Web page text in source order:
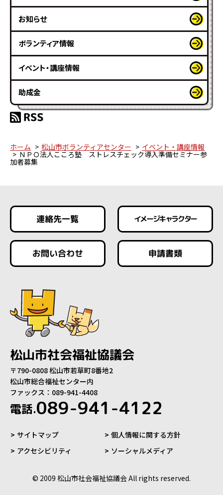
お知らせ
ボランティア情報
イベント・講座情報
助成金
ホーム 松山市ボランティアセンター イベント・講座情報
ＮＰＯ法人こころ塾 ストレスチェック導入準備セミナー参
加者募集
連絡先一覧 イメージキャラクター
お問い合わせ 申請書類
松山市社会福祉協議会
〒790-0808 松山市若草町8番地2
松山市総合福祉センター内
ファックス：089-941-4408
電話.089-941-4122
サイトマップ
個人情報に関する方針
アクセシビリティ
ソーシャルメディア
© 2009 松山市社会福祉協議会 All rights reserved.